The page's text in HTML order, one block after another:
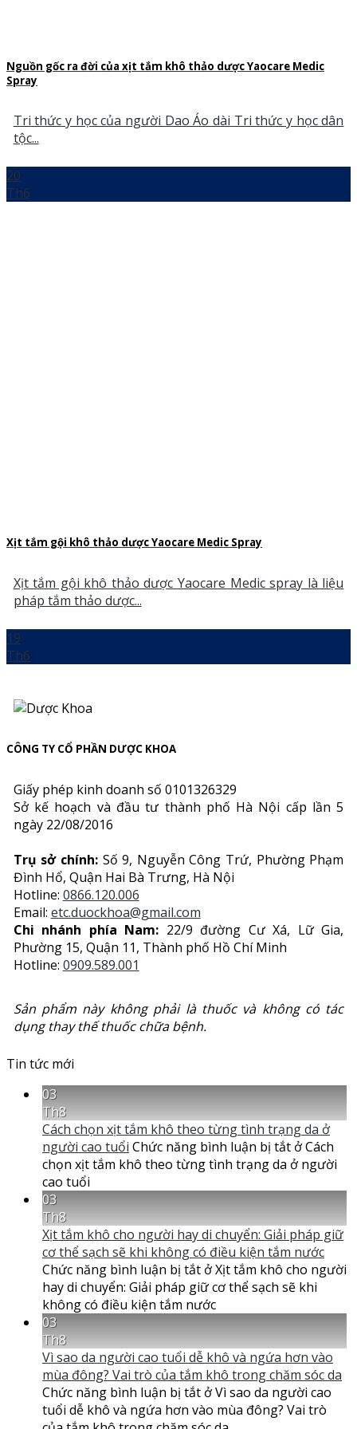
Nguồn gốc ra đời của xịt tắm khô thảo dược Yaocare Medic
Spray
Tri thức y học của người Dao Áo dài Tri thức y học dân
tộc...
20
Th6
Xịt tắm gội khô thảo dược Yaocare Medic Spray
Xịt tắm gội khô thảo dược Yaocare Medic spray là liệu
pháp tắm thảo dược...
19
Th6
CÔNG TY CỔ PHẦN DƯỢC KHOA
Giấy phép kinh doanh số 0101326329
Sở kế hoạch và đầu tư thành phố Hà Nội cấp lần 5
ngày 22/08/2016
Trụ sở chính:Số 9, Nguyễn Công Trứ, Phường Phạm
Đình Hổ, Quận Hai Bà Trưng, Hà Nội
Hotline: 0866.120.006
Email: etc.duockhoa@gmail.com
Chi nhánh phía Nam: 22/9 đường Cư Xá, Lữ Gia,
Phường 15, Quận 11, Thành phố Hồ Chí Minh
Hotline: 0909.589.001
Sản phẩm này không phải là thuốc và không có tác
dụng thay thế thuốc chữa bệnh.
Tin tức mới
03
Th8
Cách chọn xịt tắm khô theo từng tình trạng da ở
người cao tuổi Chức năng bình luận bị tắt ở Cách
chọn xịt tắm khô theo từng tình trạng da ở người
cao tuổi
03
Th8
Xịt tắm khô cho người hay di chuyển: Giải pháp giữ
cơ thể sạch sẽ khi không có điều kiện tắm nước
Chức năng bình luận bị tắt ở Xịt tắm khô cho người
hay di chuyển: Giải pháp giữ cơ thể sạch sẽ khi
không có điều kiện tắm nước
03
Th8
Vì sao da người cao tuổi dễ khô và ngứa hơn vào
mùa đông? Vai trò của tắm khô trong chăm sóc da
Chức năng bình luận bị tắt ở Vì sao da người cao
tuổi dễ khô và ngứa hơn vào mùa đông? Vai trò